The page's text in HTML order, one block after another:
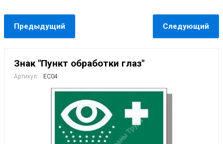
Предыдущий Следующий
Знак "Пункт обработки глаз"
Артикул: EC04